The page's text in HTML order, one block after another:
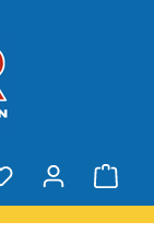
Du hast 0